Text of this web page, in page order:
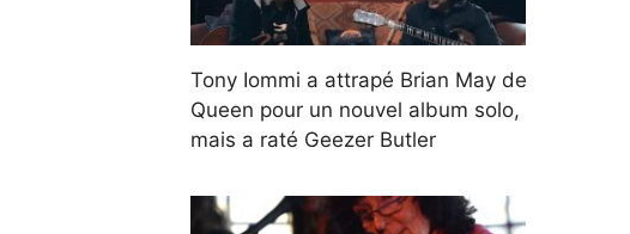
Tony Iommi a attrapé Brian May de
Queen pour un nouvel album solo,
mais a raté Geezer Butler